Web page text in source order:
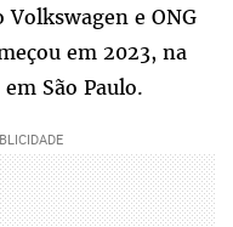
Volkswagen e ONG
em 2023, na
São Paulo.